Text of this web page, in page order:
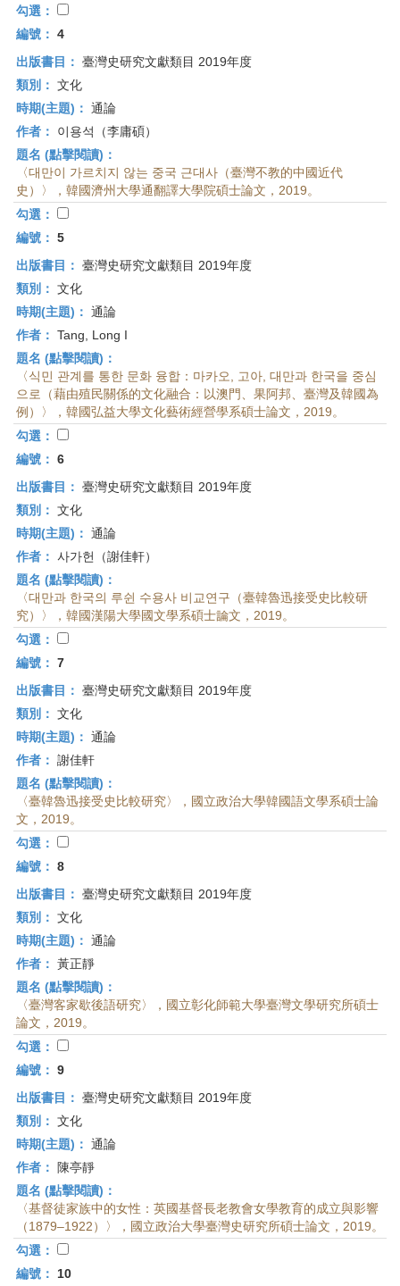
勾選：
編號： 4
出版書目： 臺灣史研究文獻類目 2019年度
類別： 文化
時期(主題)： 通論
作者：
이용석（李庸碩）
題名 (點擊閱讀)：
〈대만이 가르치지 않는 중국 근대사（臺灣不教的中國近代
史）〉，韓國濟州大學通翻譯大學院碩士論文，2019。
勾選：
編號： 5
出版書目： 臺灣史研究文獻類目 2019年度
類別： 文化
時期(主題)： 通論
作者： Tang, Long I
題名 (點擊閱讀)：
〈식민 관계를 통한 문화 융합：마카오, 고아, 대만과 한국을 중심
으로（藉由殖民關係的文化融合：以澳門、果阿邦、臺灣及韓國為
例）〉，韓國弘益大學文化藝術經營學系碩士論文，2019。
勾選：
編號： 6
出版書目： 臺灣史研究文獻類目 2019年度
類別： 文化
時期(主題)： 通論
作者： 사가헌（謝佳軒）
題名 (點擊閱讀)：
〈대만과 한국의 루쉰 수용사 비교연구（臺韓魯迅接受史比較研
究）〉，韓國漢陽大學國文學系碩士論文，2019。
勾選：
編號： 7
出版書目： 臺灣史研究文獻類目 2019年度
類別： 文化
時期(主題)： 通論
作者： 謝佳軒
題名 (點擊閱讀)：
〈臺韓魯迅接受史比較研究〉，國立政治大學韓國語文學系碩士論
文，2019。
勾選：
編號： 8
出版書目： 臺灣史研究文獻類目 2019年度
類別： 文化
時期(主題)： 通論
作者： 黃正靜
題名 (點擊閱讀)：
〈臺灣客家歇後語研究〉，國立彰化師範大學臺灣文學研究所碩士
論文，2019。
勾選：
編號： 9
出版書目： 臺灣史研究文獻類目 2019年度
類別： 文化
時期(主題)： 通論
作者：
陳亭靜
題名 (點擊閱讀)：
〈基督徒家族中的女性：英國基督長老教會女學教育的成立與影響
（1879–1922）〉，國立政治大學臺灣史研究所碩士論文，2019。
勾選：
編號：
10